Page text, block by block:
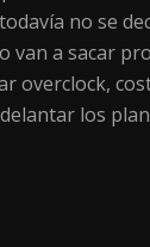
no se
van a sacar
overclock,
los